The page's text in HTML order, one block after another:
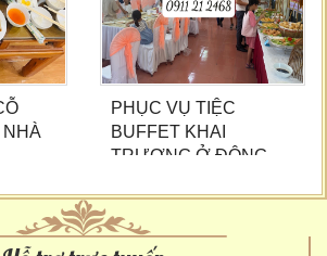
NHÀ
PHỤC VỤ TIỆC
BUFFET KHAI
TRƯƠNG Ở ĐÔNG